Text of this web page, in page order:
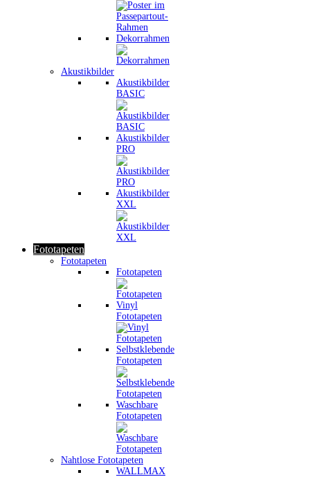
Dekorrahmen
Akustikbilder
Akustikbilder
BASIC
Akustikbilder
PRO
Akustikbilder
XXL
Fototapeten
Fototapeten
Fototapeten
Vinyl
Fototapeten
Selbstklebende
Fototapeten
Waschbare
Fototapeten
Nahtlose Fototapeten
WALLMAX